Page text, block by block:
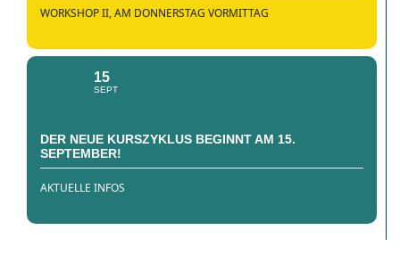
WORKSHOP II, AM DONNERSTAG VORMITTAG
15
SEPT
DER NEUE KURSZYKLUS BEGINNT AM 15.
SEPTEMBER!
AKTUELLE INFOS